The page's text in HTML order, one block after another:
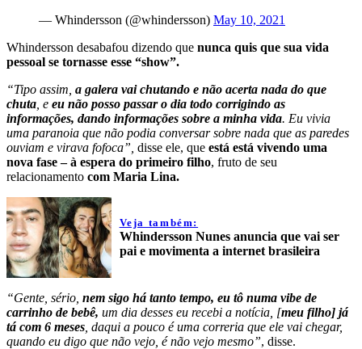
— Whindersson (@whindersson) May 10, 2021
Whindersson desabafou dizendo que nunca quis que sua vida
pessoal se tornasse esse “show”.
“Tipo assim, a galera vai chutando e não acerta nada do que
chuta , e eu não posso passar o dia todo corrigindo as
informações, dando informações sobre a minha vida. Eu vivia
uma paranoia que não podia conversar sobre nada que as paredes
ouviam e virava fofoca”, disse ele, que está está vivendo uma
nova fase – à espera do primeiro filho, fruto de seu
relacionamento com Maria Lina.
Veja também:
Whindersson Nunes anuncia que vai ser
pai e movimenta a internet brasileira
“Gente, sério, nem sigo há tanto tempo, eu tô numa vibe de
carrinho de bebê, um dia desses eu recebi a notícia, [meu filho] já
tá com 6 meses , daqui a pouco é uma correria que ele vai chegar,
quando eu digo que não vejo, é não vejo mesmo”, disse.